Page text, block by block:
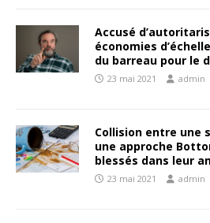
Accusé
économies
du barreau pour le
23 mai 2021 admin
Collision entre une
une approche
blessés dans leur
23 mai 2021 admin